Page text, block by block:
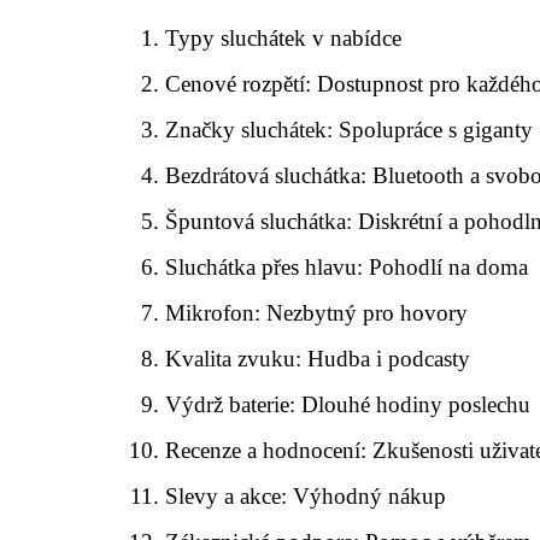
Typy sluchátek v nabídce
Cenové rozpětí: Dostupnost pro
Značky sluchátek: Spolupráce s giganty
Bezdrátová sluchátka: Bluetooth a
Špuntová sluchátka: Diskrétní a
Sluchátka přes hlavu: Pohodlí na doma
Mikrofon: Nezbytný pro hovory
Kvalita zvuku: Hudba i podcasty
Výdrž baterie: Dlouhé hodiny poslechu
Recenze a hodnocení: Zkušenosti
Slevy a akce: Výhodný nákup